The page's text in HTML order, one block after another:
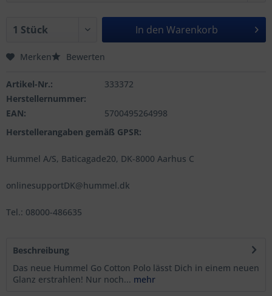
In den Warenkorb
Merken Bewerten
Artikel-Nr.:
333372
Herstellernummer:
EAN:
5700495264998
Herstellerangaben gemäß GPSR:
Hummel A/S, Baticagade20, DK-8000 Aarhus C
onlinesupportDK@hummel.dk
Tel.: 08000-486635
Beschreibung
Das neue Hummel Go Cotton Polo lässt Dich in einem neuen
Glanz erstrahlen! Nur noch... mehr